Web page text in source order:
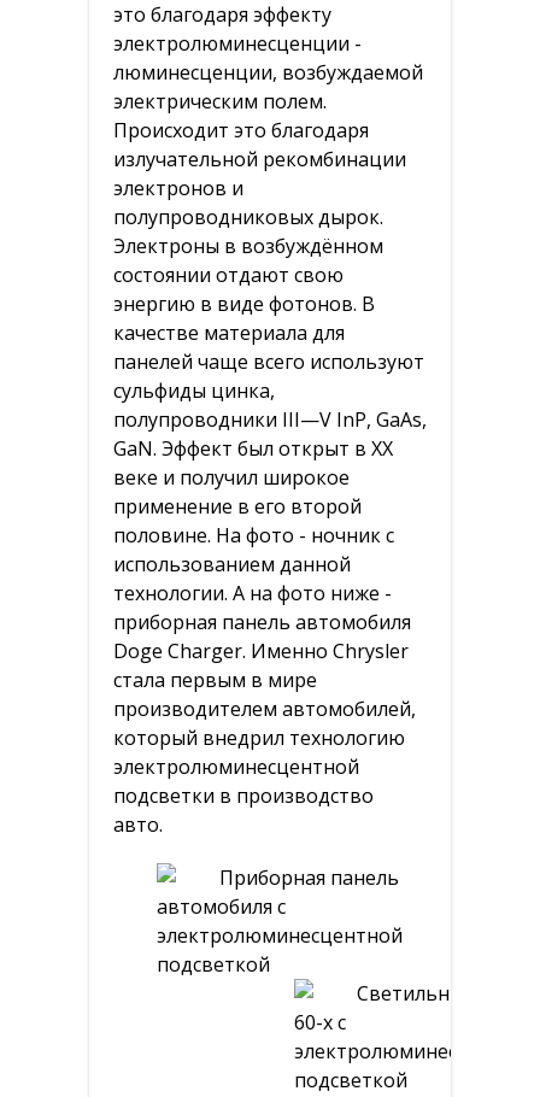
Fashion часы
Одежда
Женская одежда
Мужская одежда
Аксессуары
Hot Zone (18+)
Обувь
Женская обувь
Мужская обувь
Сумки
Мужские сумки
Женские клатчи
Рюкзаки
Украшения из серебра
Парфюмерия
Мужские духи
Арабские духи
Арабские масляные духи
это благодаря эффекту
электролюминесценции -
люминесценции, возбуждаемой
электрическим полем.
Происходит это благодаря
излучательной рекомбинации
электронов и
полупроводниковых дырок.
Электроны в возбуждённом
состоянии отдают свою
энергию в виде фотонов. В
качестве материала для
панелей чаще всего используют
сульфиды цинка,
полупроводники III—V InP, GaAs,
GaN. Эффект был открыт в XX
веке и получил широкое
применение в его второй
половине. На фото - ночник с
использованием данной
технологии. А на фото ниже -
приборная панель автомобиля
Doge Charger. Именно Chrysler
стала первым в мире
производителем автомобилей,
который внедрил технологию
электролюминесцентной
подсветки в производство
авто.